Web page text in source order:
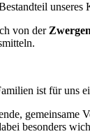
unseres
von der
ist für uns
besonders